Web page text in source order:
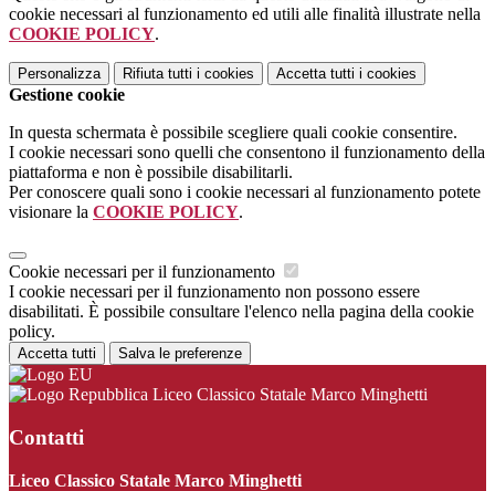
cookie necessari al funzionamento ed utili alle finalità illustrate nella
COOKIE POLICY.
Personalizza Rifiuta tutti i cookies Accetta tutti i cookies
Gestione cookie
In questa schermata è possibile scegliere quali cookie consentire.
I cookie necessari sono quelli che consentono il funzionamento della
piattaforma e non è possibile disabilitarli.
Per conoscere quali sono i cookie necessari al funzionamento potete
visionare la COOKIE POLICY.
Cookie necessari per il funzionamento
I cookie necessari per il funzionamento non possono essere
disabilitati. È possibile consultare l'elenco nella pagina della cookie
policy.
Accetta tutti Salva le preferenze
Liceo Classico Statale Marco Minghetti
Contatti
Liceo Classico Statale Marco Minghetti